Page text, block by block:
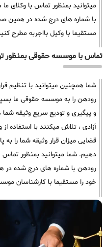
میتوانید بمنظور تماس با وکلای
با شماره های درج شده در همین
مستقیما با وکیل بااجربه مطرح
تماس با موسسه حقوقی بمنظور
شما همچنین میتوانید با تنظیم
رودهن را به موسسه حقوقی ما
و پیگیری و تودیع سریع وثیقه
آزادی ، تلاش میکنند با استفاده از
قضایی میزان قرار وثیقه شما را
دهیم. شما میتوانید بمنظور
رودهن با شماره های درج شده
خود را مستقیما با کارشناسان